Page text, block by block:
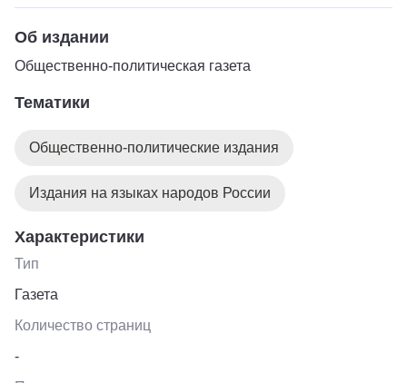
Об издании
Общественно-политическая газета
Тематики
Общественно-политические издания
Издания на языках народов России
Характеристики
Тип
Газета
Количество страниц
-